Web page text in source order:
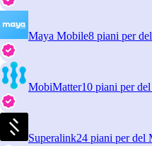
Maya Mobile8 piani per
MobiMatter10 piani per
Superalink24 piani per del